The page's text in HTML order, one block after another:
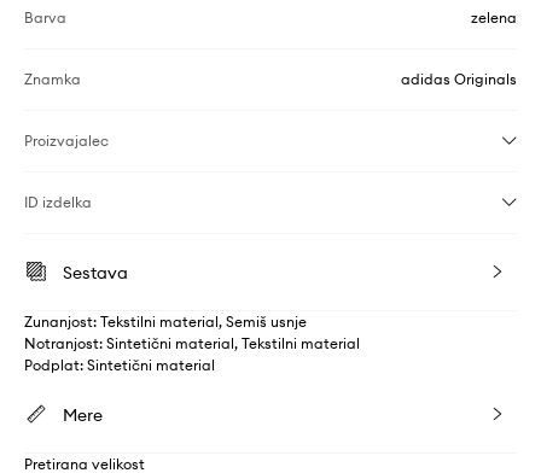
Barva zelena
Znamka adidas Originals
Proizvajalec
ID izdelka
Sestava
Zunanjost: Tekstilni material, Semiš usnje
Notranjost: Sintetični material, Tekstilni material
Podplat: Sintetični material
Mere
Pretirana velikost